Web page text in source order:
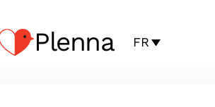
Plenna FR